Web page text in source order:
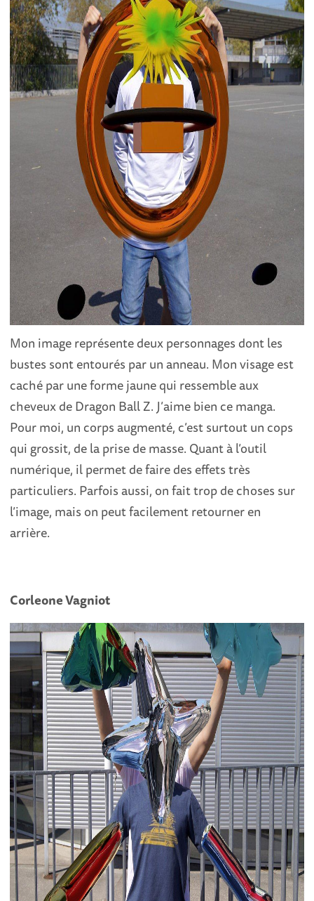
Mon image représente deux personnages dont les
bustes sont entourés par un anneau. Mon visage est
caché par une forme jaune qui ressemble aux
cheveux de Dragon Ball Z. J’aime bien ce manga.
Pour moi, un corps augmenté, c’est surtout un cops
qui grossit, de la prise de masse. Quant à l’outil
numérique, il permet de faire des effets très
particuliers. Parfois aussi, on fait trop de choses sur
l’image, mais on peut facilement retourner en
arrière.
Corleone Vagniot